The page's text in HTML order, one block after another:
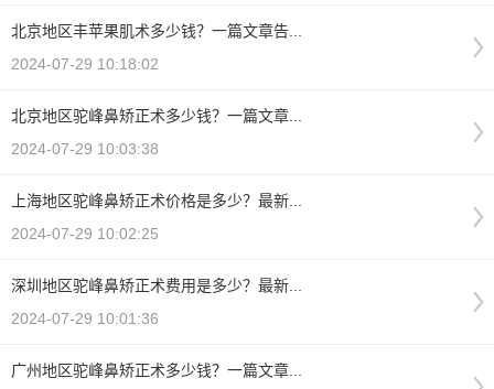
北京地区丰苹果肌术多少钱？一篇文章告...
2024-07-29 10:18:02
北京地区驼峰鼻矫正术多少钱？一篇文章...
2024-07-29 10:03:38
上海地区驼峰鼻矫正术价格是多少？最新...
2024-07-29 10:02:25
深圳地区驼峰鼻矫正术费用是多少？最新...
2024-07-29 10:01:36
广州地区驼峰鼻矫正术多少钱？一篇文章...